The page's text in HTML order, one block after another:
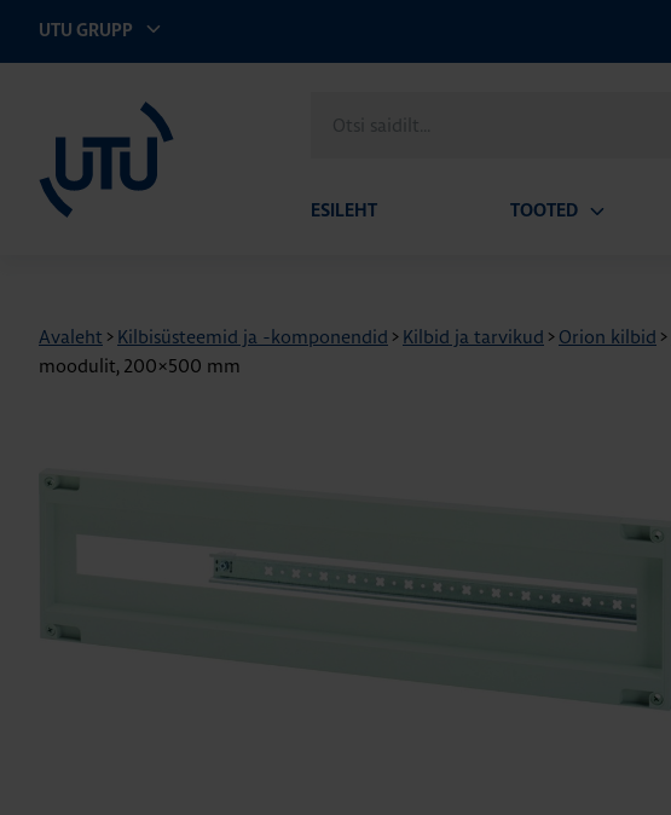
UTU GRUPP
saidilt
ESILEHT TOOTED
Avaleht > Kilbisüsteemid ja -komponendid > Kilbid ja tarvikud > Orion kilbid >
moodulit, 200×500 mm